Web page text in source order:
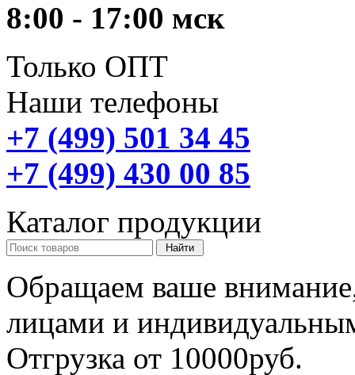
8:00 - 17:00 мск
Только ОПТ
Наши телефоны
+7 (499) 501 34 45
+7 (499) 430 00 85
Каталог продукции
Обращаем ваше
лицами и
Отгрузка от 10000руб.